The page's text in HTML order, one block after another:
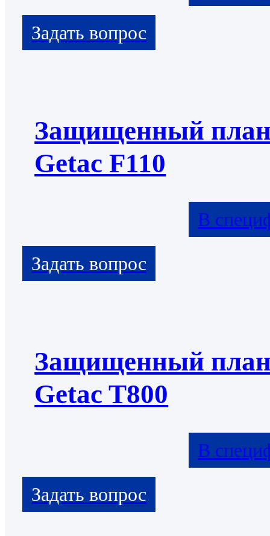
Защищенный
Getac F110
В
Защищенный
Getac T800
В